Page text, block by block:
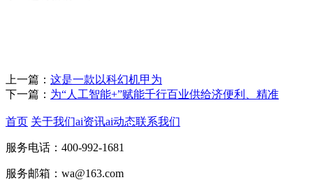
上一篇： 这是一款以科幻机甲为
下一篇： 为“人工智能+”赋能千行百业供给济便利、精准
首页 关于我们ai资讯ai动态联系我们
服务电话：400-992-1681
服务邮箱：wa@163.com